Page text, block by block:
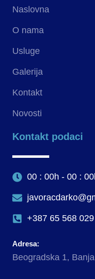
Naslovna
O nama
Usluge
Galerija
Kontakt
Novosti
Kontakt podaci
00 : 00h - 00 :
+387 65 568 029
Adresa:
Beogradska 1,